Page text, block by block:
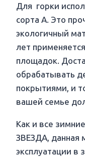
Для горки
сорта А. Это
экологичный
лет
площадок.
обрабатывать
покрытиями, и
вашей семье
Как и все
ЗВЕЗДА, данная
эксплуатации в